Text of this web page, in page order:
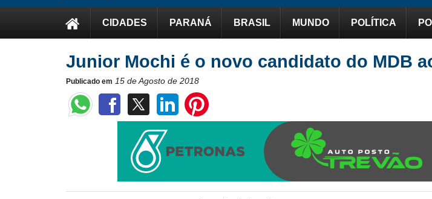
CIDADES PARANÁ BRASIL MUNDO POLÍTICA
Junior Mochi é o novo candidato do MDB
Publicado em 15 de Agosto de 2018